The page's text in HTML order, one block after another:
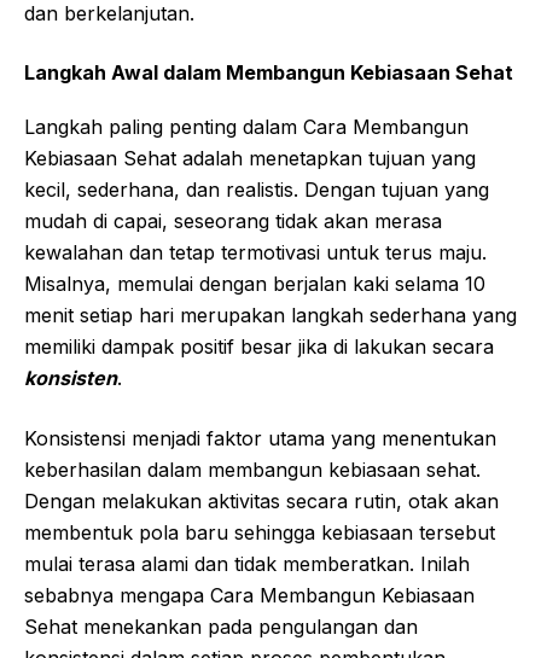
dan berkelanjutan.
Langkah Awal dalam Membangun Kebiasaan Sehat
Langkah paling penting dalam Cara Membangun
Kebiasaan Sehat adalah menetapkan tujuan yang
kecil, sederhana, dan realistis. Dengan tujuan yang
mudah di capai, seseorang tidak akan merasa
kewalahan dan tetap termotivasi untuk terus maju.
Misalnya, memulai dengan berjalan kaki selama 10
menit setiap hari merupakan langkah sederhana yang
memiliki dampak positif besar jika di lakukan secara
konsisten.
Konsistensi menjadi faktor utama yang menentukan
keberhasilan dalam membangun kebiasaan sehat.
Dengan melakukan aktivitas secara rutin, otak akan
membentuk pola baru sehingga kebiasaan tersebut
mulai terasa alami dan tidak memberatkan. Inilah
sebabnya mengapa Cara Membangun Kebiasaan
Sehat menekankan pada pengulangan dan